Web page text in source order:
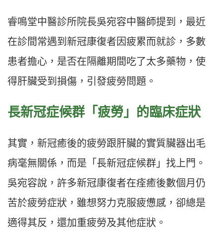
睿鳴堂中醫診所院長吳宛容中醫師提到，最近
在診間常遇到新冠康復者因疲累而就診，多數
患者擔心，是否在隔離期間吃了太多藥物，使
得肝臟受到損傷，引發疲勞問題。
長新冠症候群「疲勞 」 的臨床症狀
其實，新冠癒後的疲勞跟肝臟的實質臟器出毛
病毫無關係，而是「長新冠症候群」找上門。
吳宛容說，許多新冠康復者在痊癒後數個月仍
苦於疲勞症狀，雖想努力克服疲憊感，卻總是
適得其反，還加重疲勞及其他症狀。